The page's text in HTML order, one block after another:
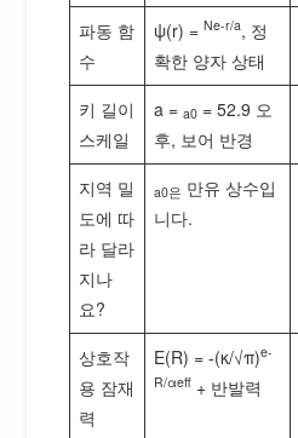
파동 함
수
ψ(r) =Ne-r/a, 정
확한 양자 상태
키 길이
스케일
a =a0 = 52.9 오
후, 보어 반경
지역 밀
도에 따
라 달라
지나
요?
a0은 만유 상수입
니다.
상호작
용 잠재
력
E(R) = -(κ/√π)e-
R/αeff + 반발력